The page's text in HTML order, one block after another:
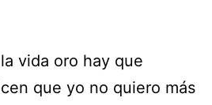
vida oro hay que
que yo no quiero más